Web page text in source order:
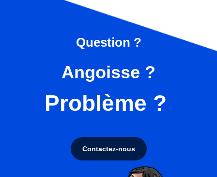
Question ?
Angoisse ?
Problème ?
Contactez-nous